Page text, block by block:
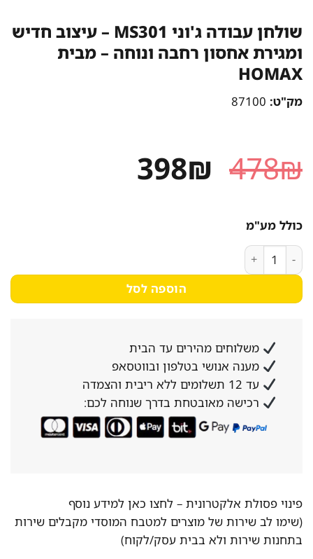
שולחן עבודה ג'וני MS301 – עיצוב חדיש
ומגירת אחסון רחבה ונוחה – מבית
HOMAX
מק"ט:87100
478₪ המחיר
398₪ המחיר
כולל מע"מ
כמות של שולחן עבודה ג'וני MS301 - עיצוב חדיש ומגירת אחסון רחבה ונוחה - מבית HOMAX
הוספה לסל
משלוחים מהירים עד הבית
מענה אנושי בטלפון ובווטסאפ
עד 12 תשלומים ללא ריבית והצמדה
רכישה מאובטחת בדרך שנוחה לכם:
פינוי פסולת אלקטרונית –לחצו כאן למידע נוסף
(שימו לב שירות של מוצרים למטבח המוסדי מקבלים שירות
בתחנות שירות ולא בבית עסק/לקוח)